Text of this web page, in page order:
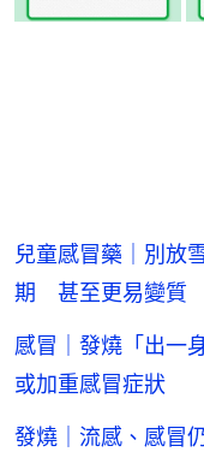
兒童感冒藥｜別放
期 甚至更易變質
感冒｜發燒「出一
或加重感冒症狀
發燒｜流感、感冒